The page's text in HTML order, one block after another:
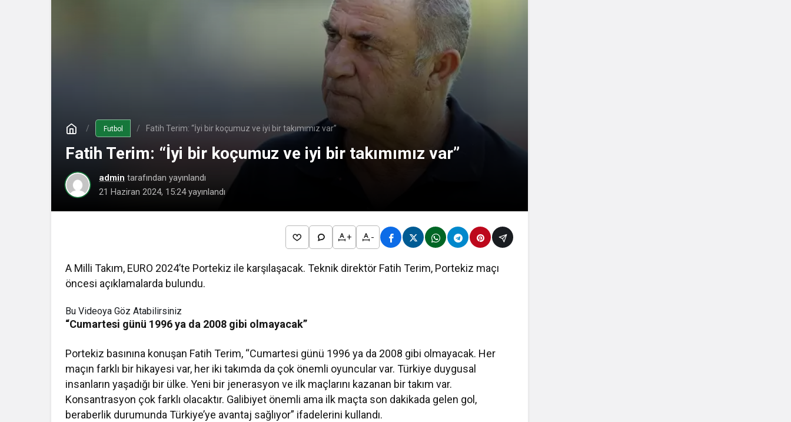
Futbol Fatih Terim: “İyi bir koçumuz ve iyi bir takımımız var”
Fatih Terim: “İyi bir koçumuz ve iyi bir takımımız var”
admin tarafından yayınlandı
21 Haziran 2024, 15:24yayınlandı
+ -
A Milli Takım, EURO 2024’te Portekiz ile karşılaşacak. Teknik direktör Fatih Terim, Portekiz maçı
öncesi açıklamalarda bulundu.
Bu Videoya Göz Atabilirsiniz
“Cumartesi günü 1996 ya da 2008 gibi olmayacak”
Portekiz basınına konuşan Fatih Terim, “Cumartesi günü 1996 ya da 2008 gibi olmayacak. Her
maçın farklı bir hikayesi var, her iki takımda da çok önemli oyuncular var. Türkiye duygusal
insanların yaşadığı bir ülke. Yeni bir jenerasyon ve ilk maçlarını kazanan bir takım var.
Konsantrasyon çok farklı olacaktır. Galibiyet önemli ama ilk maçta son dakikada gelen gol,
beraberlik durumunda Türkiye’ye avantaj sağlıyor” ifadelerini kullandı.